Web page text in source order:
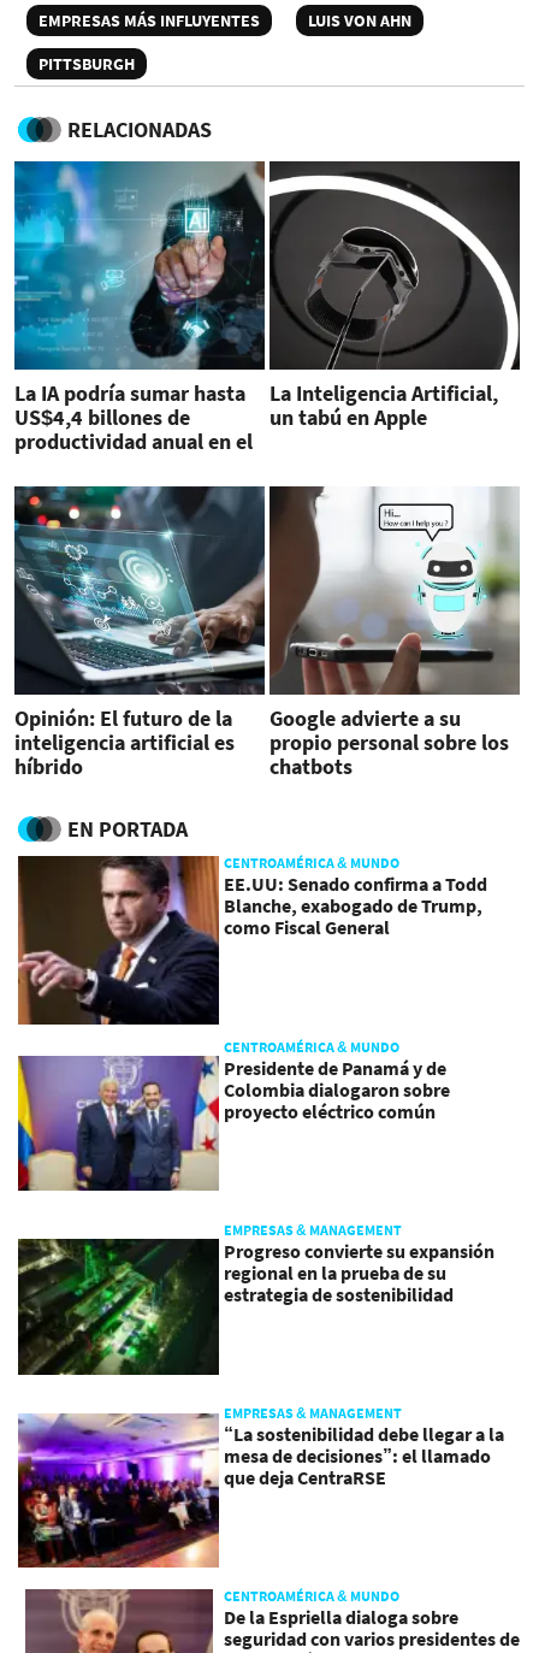
EMPRESAS MÁS INFLUYENTES
LUIS VON AHN
PITTSBURGH
RELACIONADAS
La IA podría sumar hasta
US$4,4 billones de
productividad anual en el
La Inteligencia Artificial,
un tabú en Apple
Opinión: El futuro de la
inteligencia artificial es
híbrido
Google advierte a su
propio personal sobre los
chatbots
EN PORTADA
CENTROAMÉRICA & MUNDO
EE.UU: Senado confirma a Todd
Blanche, exabogado de Trump,
como Fiscal General
CENTROAMÉRICA & MUNDO
Presidente de Panamá y de
Colombia dialogaron sobre
proyecto eléctrico común
EMPRESAS & MANAGEMENT
Progreso convierte su expansión
regional en la prueba de su
estrategia de sostenibilidad
EMPRESAS & MANAGEMENT
“La sostenibilidad debe llegar a la
mesa de decisiones”: el llamado
que deja CentraRSE
CENTROAMÉRICA & MUNDO
De la Espriella dialoga sobre
seguridad con varios presidentes de